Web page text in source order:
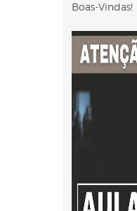
Boas-Vindas!